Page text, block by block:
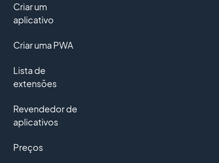
Criar um
aplicativo
Criar uma PWA
Lista de
extensões
Revendedor de
aplicativos
Preços